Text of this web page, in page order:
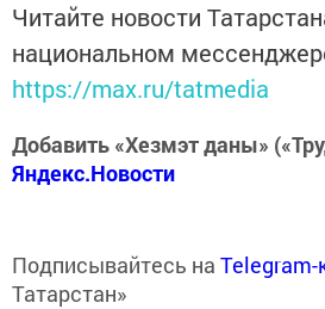
Читайте новости
национальном
https://max.ru/tatmedia
Добавить «Хезмэт даны»
Яндекс.Новости
Подписывайтесь на Telegram-
Татарстан»